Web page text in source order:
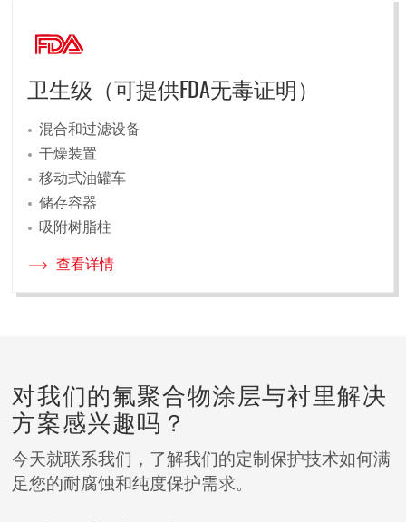
卫生级（可提供FDA无毒证明）
混合和过滤设备
干燥装置
移动式油罐车
储存容器
吸附树脂柱
查看详情
对我们的氟聚合物涂层与衬里解决
方案感兴趣吗？
今天就联系我们，了解我们的定制保护技术如何满
足您的耐腐蚀和纯度保护需求。